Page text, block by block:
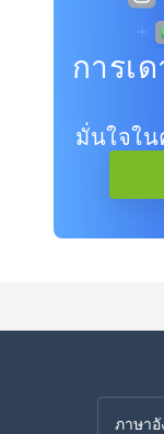
การเ
มั่นใจใ
ภาษาอั